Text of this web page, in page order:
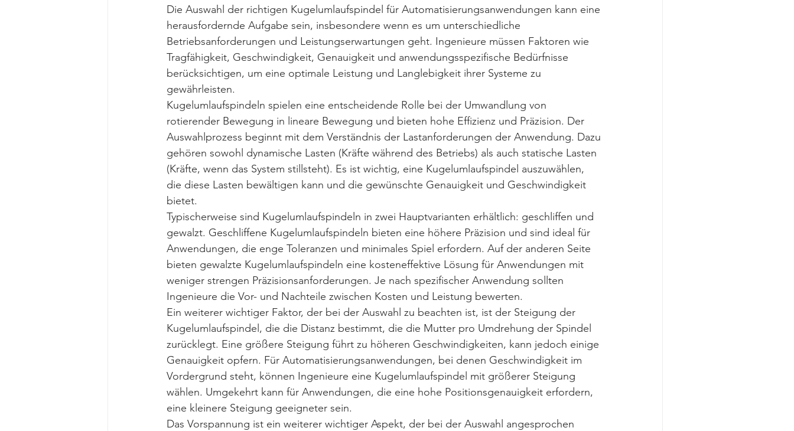
Die Auswahl der richtigen Kugelumlaufspindel für Automatisierungsanwendungen kann eine
herausfordernde Aufgabe sein, insbesondere wenn es um unterschiedliche
Betriebsanforderungen und Leistungserwartungen geht. Ingenieure müssen Faktoren wie
Tragfähigkeit, Geschwindigkeit, Genauigkeit und anwendungsspezifische Bedürfnisse
berücksichtigen, um eine optimale Leistung und Langlebigkeit ihrer Systeme zu
gewährleisten.
Kugelumlaufspindeln spielen eine entscheidende Rolle bei der Umwandlung von
rotierender Bewegung in lineare Bewegung und bieten hohe Effizienz und Präzision. Der
Auswahlprozess beginnt mit dem Verständnis der Lastanforderungen der Anwendung. Dazu
gehören sowohl dynamische Lasten (Kräfte während des Betriebs) als auch statische Lasten
(Kräfte, wenn das System stillsteht). Es ist wichtig, eine Kugelumlaufspindel auszuwählen,
die diese Lasten bewältigen kann und die gewünschte Genauigkeit und Geschwindigkeit
bietet.
Typischerweise sind Kugelumlaufspindeln in zwei Hauptvarianten erhältlich: geschliffen und
gewalzt. Geschliffene Kugelumlaufspindeln bieten eine höhere Präzision und sind ideal für
Anwendungen, die enge Toleranzen und minimales Spiel erfordern. Auf der anderen Seite
bieten gewalzte Kugelumlaufspindeln eine kosteneffektive Lösung für Anwendungen mit
weniger strengen Präzisionsanforderungen. Je nach spezifischer Anwendung sollten
Ingenieure die Vor- und Nachteile zwischen Kosten und Leistung bewerten.
Ein weiterer wichtiger Faktor, der bei der Auswahl zu beachten ist, ist der Steigung der
Kugelumlaufspindel, die die Distanz bestimmt, die die Mutter pro Umdrehung der Spindel
zurücklegt. Eine größere Steigung führt zu höheren Geschwindigkeiten, kann jedoch einige
Genauigkeit opfern. Für Automatisierungsanwendungen, bei denen Geschwindigkeit im
Vordergrund steht, können Ingenieure eine Kugelumlaufspindel mit größerer Steigung
wählen. Umgekehrt kann für Anwendungen, die eine hohe Positionsgenauigkeit erfordern,
eine kleinere Steigung geeigneter sein.
Das Vorspannung ist ein weiterer wichtiger Aspekt, der bei der Auswahl angesprochen